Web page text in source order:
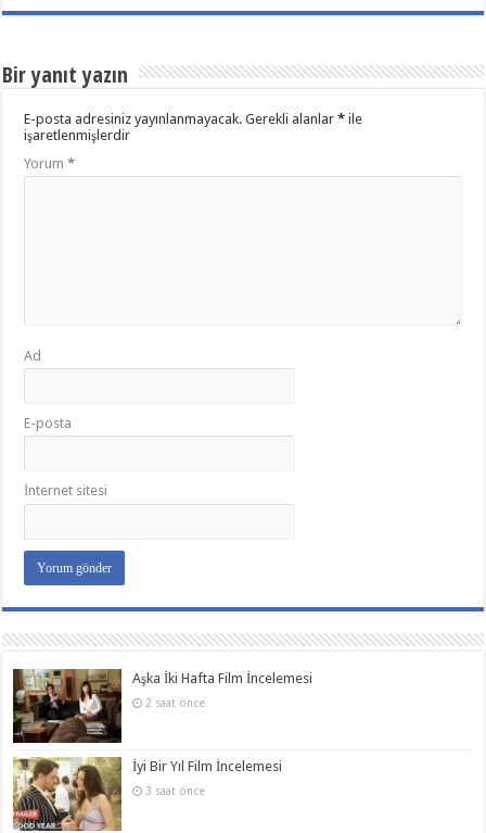
Bir yanıt yazın
E-posta adresiniz yayınlanmayacak. Gerekli alanlar* ile
işaretlenmişlerdir
Yorum*
Ad
E-posta
İnternet sitesi
Aşka İki Hafta Film İncelemesi
2 saat önce
İyi Bir Yıl Film İncelemesi
3 saat önce